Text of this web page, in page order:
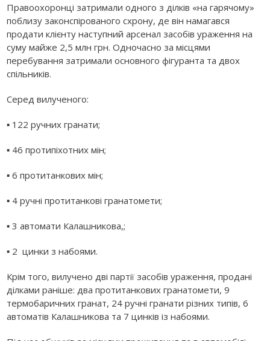
Правоохоронці затримали одного з ділків «на гарячому»
поблизу законспірованого схрону, де він намагався
продати клієнту наступний арсенал засобів ураження на
суму майже 2,5 млн грн. Одночасно за місцями
перебування затримали основного фігуранта та двох
спільників.
Серед вилученого:
▪ 122 ручних гранати;
▪ 46 протипіхотних мін;
▪ 6 протитанкових мін;
▪ 4 ручні протитанкові гранатомети;
▪ 3 автомати Калашникова,;
▪ 2 цинки з набоями.
Крім того, вилучено дві партії засобів ураження, продані
ділками раніше: два протитанкових гранатомети, 9
термобаричних гранат, 24 ручні гранати різних типів, 6
автоматів Калашникова та 7 цинків із набоями.